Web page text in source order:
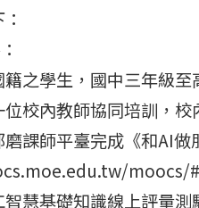
籍之學生，國中三年級
位校內教師協同培訓，校
磨課師平臺完成《和AI
moocs/
慧基礎知識線上評量測